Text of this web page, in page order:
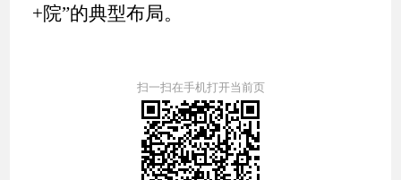
+院”的典型布局。
扫一扫在手机打开当前页